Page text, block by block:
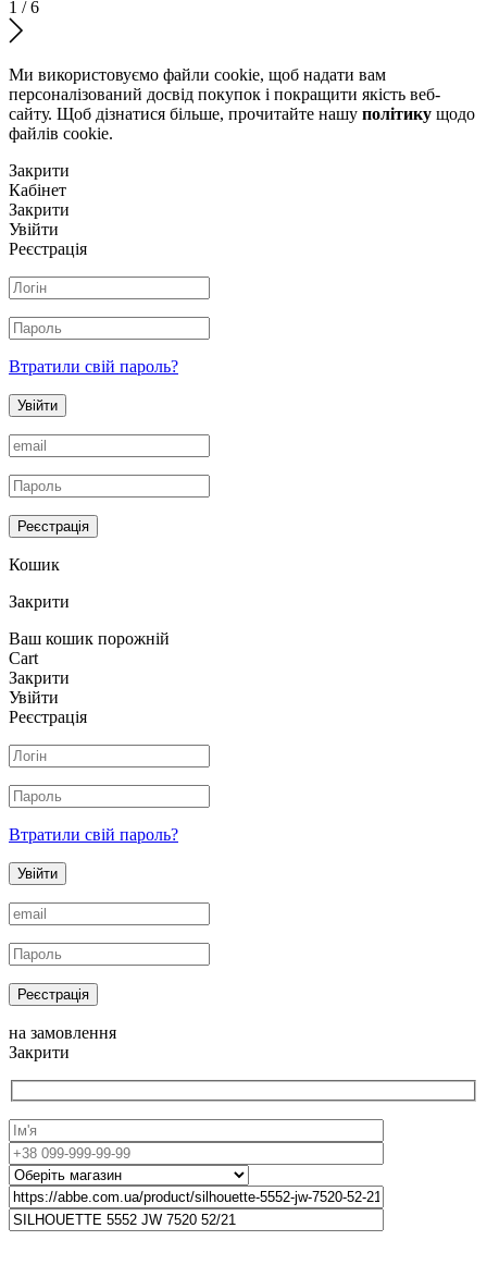
1 /6
Ми використовуємо файли cookie, щоб надати вам
персоналізований досвід покупок і покращити якість веб-
сайту. Щоб дізнатися більше, прочитайте нашу політику щодо
файлів сookie.
Закрити
Кабінет
Закрити
Увійти
Реєстрація
Втратили свій пароль?
Увійти
Реєстрація
Кошик
Закрити
Ваш кошик порожній
Cart
Закрити
Увійти
Реєстрація
Втратили свій пароль?
Увійти
Реєстрація
на замовлення
Закрити